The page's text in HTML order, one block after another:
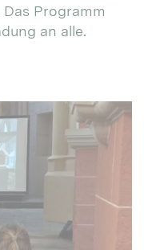
Programm
an alle.